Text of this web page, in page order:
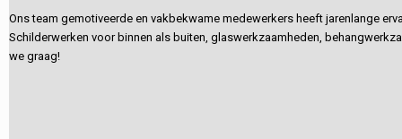
Ons team gemotiveerde en vakbekwame medewerkers heeft jarenlange
Schilderwerken voor binnen als buiten, glaswerkzaamheden,
we graag!